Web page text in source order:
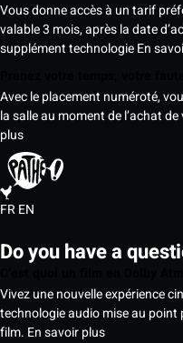
Vous donne accès à un tarif
valable 3 mois, après la date
supplément technologieEn
Avec le placement numéroté,
la salle au moment de l’achat
plus
FREN
Do you have a
Vivez une nouvelle expérience
technologie audio mise au
film. En savoir plus